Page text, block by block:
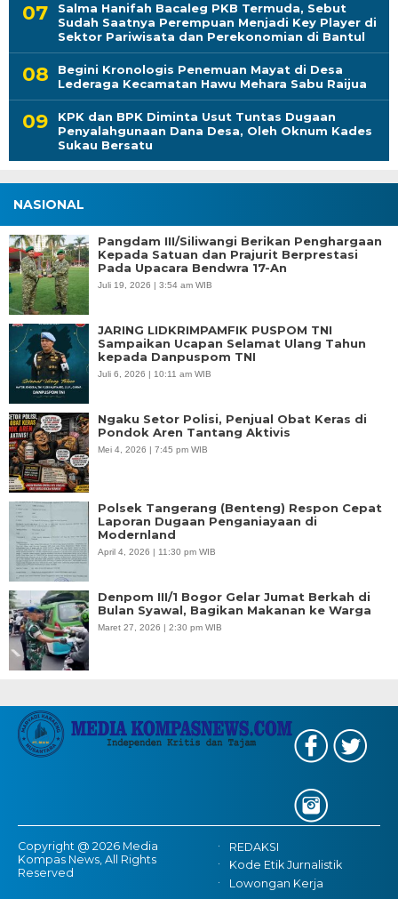
Salma Hanifah Bacaleg PKB Termuda, Sebut
Sudah Saatnya Perempuan Menjadi Key Player di
Sektor Pariwisata dan Perekonomian di Bantul
Begini Kronologis Penemuan Mayat di Desa
Lederaga Kecamatan Hawu Mehara Sabu Raijua
KPK dan BPK Diminta Usut Tuntas Dugaan
Penyalahgunaan Dana Desa, Oleh Oknum Kades
Sukau Bersatu
NASIONAL
Pangdam III/Siliwangi Berikan Penghargaan
Kepada Satuan dan Prajurit Berprestasi
Pada Upacara Bendwra 17-An
Juli 19, 2026 | 3:54 am WIB
JARING LIDKRIMPAMFIK PUSPOM TNI
Sampaikan Ucapan Selamat Ulang Tahun
kepada Danpuspom TNI
Juli 6, 2026 | 10:11 am WIB
Ngaku Setor Polisi, Penjual Obat Keras di
Pondok Aren Tantang Aktivis
Mei 4, 2026 | 7:45 pm WIB
Polsek Tangerang (Benteng) Respon Cepat
Laporan Dugaan Penganiayaan di
Modernland
April 4, 2026 | 11:30 pm WIB
Denpom III/1 Bogor Gelar Jumat Berkah di
Bulan Syawal, Bagikan Makanan ke Warga
Maret 27, 2026 | 2:30 pm WIB
Copyright @ 2026 Media
Kompas News, All Rights
Reserved
REDAKSI
Kode Etik Jurnalistik
Lowongan Kerja